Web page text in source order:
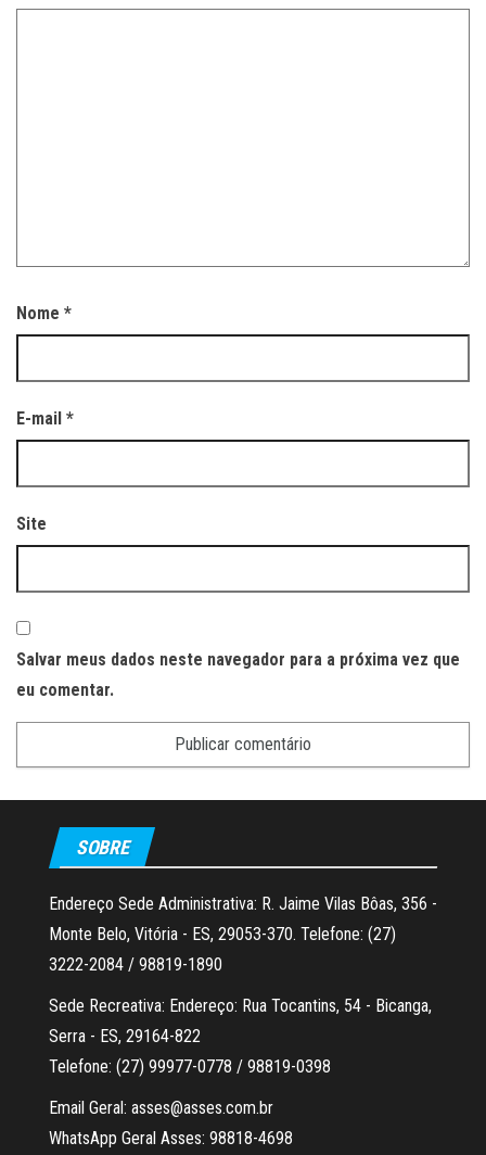
Nome *
E-mail *
Site
Salvar meus dados neste navegador para a próxima vez que
eu comentar.
SOBRE
Endereço Sede Administrativa: R. Jaime Vilas Bôas, 356 -
Monte Belo, Vitória - ES, 29053-370. Telefone: (27)
3222-2084 / 98819-1890
Sede Recreativa: Endereço: Rua Tocantins, 54 - Bicanga,
Serra - ES, 29164-822
Telefone: (27) 99977-0778 / 98819-0398
Email Geral: asses@asses.com.br
WhatsApp Geral Asses: 98818-4698